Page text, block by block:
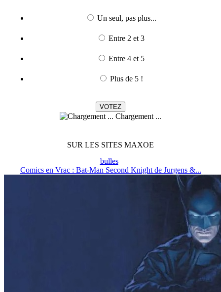
Un seul, pas plus...
Entre 2 et 3
Entre 4 et 5
Plus de 5 !
Chargement ...
SUR LES SITES MAXOE
bulles
Comics en Vrac : Bat-Man Second Knight de Jurgens &...